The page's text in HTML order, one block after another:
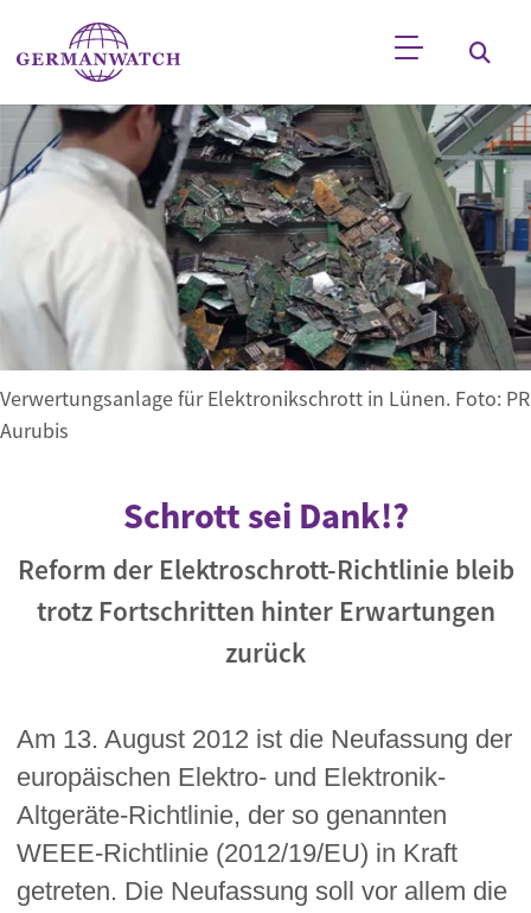
Direkt zum Inhalt
Stichwortsuche
Verwertungsanlage für Elektronikschrott in Lünen. Foto: PR
Aurubis
Schrott sei Dank!?
Reform der Elektroschrott-Richtlinie bleib
trotz Fortschritten hinter Erwartungen
zurück
Am 13. August 2012 ist die Neufassung der
europäischen Elektro- und Elektronik-
Altgeräte-Richtlinie, der so genannten
WEEE-Richtlinie (2012/19/EU) in Kraft
getreten. Die Neufassung soll vor allem die